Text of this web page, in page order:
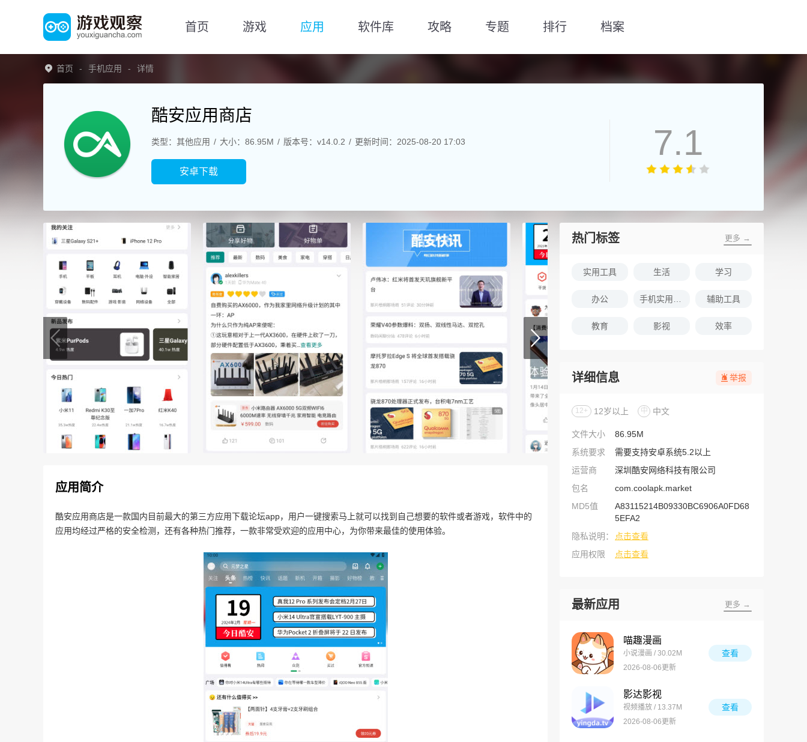
首页 游戏 应用 软件库 攻略 专题 排行 档案
首页 手机应用 详情
酷安应用商店
类型：其他应用 大小：86.95M 版本号：v14.0.2 更新时间：2025-08-20 17:03
安卓下载
7.1
应用简介
酷安应用商店是一款国内目前最大的第三方应用下载论坛app，用户一键搜索马上就可以找到自己想要的软件或者游戏，软件中的
应用均经过严格的安全检测，还有各种热门推荐，一款非常受欢迎的应用中心，为你带来最佳的使用体验。
热门标签 更多 →
实用工具 生活 学习
办公 辅助工具
教育 影视 效率
详细信息 举报
12+ 12岁以上 中 中文
文件大小
86.95M
系统要求
需要支持安卓系统5.2以上
运营商
深圳酷安网络科技有限公司
包名
com.coolapk.market
MD5值
A83115214B09330BC6906A0FD68
5EFA2
隐私说明：
点击查看
应用权限
点击查看
最新应用 更多 →
喵趣漫画
小说漫画 / 30.02M
2026-08-06更新
查看
影达影视
视频播放 / 13.37M
2026-08-06更新
查看